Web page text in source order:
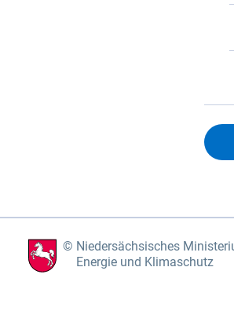
Niedersächsisches
Energie und Klimaschutz